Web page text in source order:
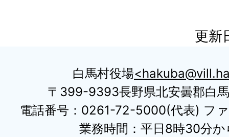
更新
白馬村役場
〒399-9393長野県北安曇郡白
電話番号：0261-72-5000(代表) フ
業務時間：平日8時30分か